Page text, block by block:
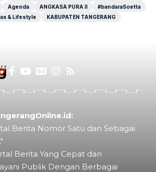
Agenda ANGKASA PURA II
#bandaraSoetta
& Lifestyle KABUPATEN TANGERANG
Berita Nomor Satu dan Sebagai
Berita Yang Cepat dan
Publik Dengan Berbagai